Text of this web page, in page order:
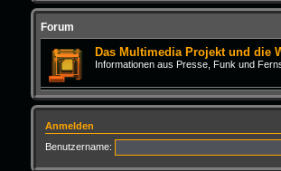
Forum
Das Multimedia Projekt und die
Informationen aus Presse, Funk und
Anmelden
Benutzername: